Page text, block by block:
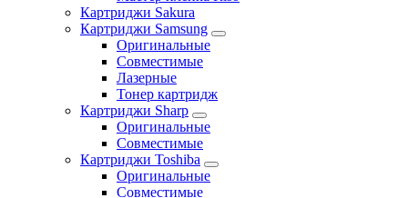
Картриджи Sakura
Картриджи Samsung
Оригинальные
Совместимые
Лазерные
Тонер картридж
Картриджи Sharp
Оригинальные
Совместимые
Картриджи Toshiba
Оригинальные
Совместимые